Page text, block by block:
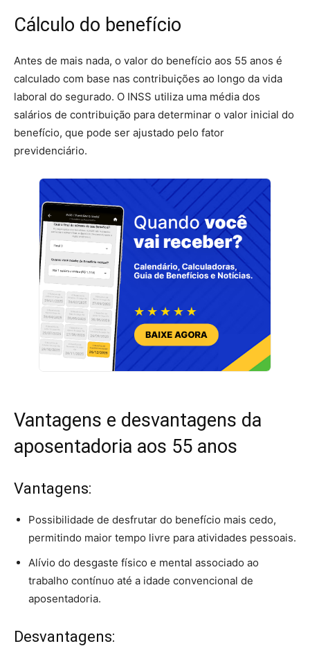
Cálculo do benefício
Antes de mais nada, o valor do benefício aos 55 anos é
calculado com base nas contribuições ao longo da vida
laboral do segurado. O INSS utiliza uma média dos
salários de contribuição para determinar o valor inicial do
benefício, que pode ser ajustado pelo fator
previdenciário.
Vantagens e desvantagens da
aposentadoria aos 55 anos
Vantagens:
Possibilidade de desfrutar do benefício mais cedo,
permitindo maior tempo livre para atividades pessoais.
Alívio do desgaste físico e mental associado ao
trabalho contínuo até a idade convencional de
aposentadoria.
Desvantagens: